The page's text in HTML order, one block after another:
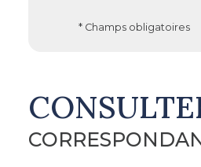
* Champs obligatoires